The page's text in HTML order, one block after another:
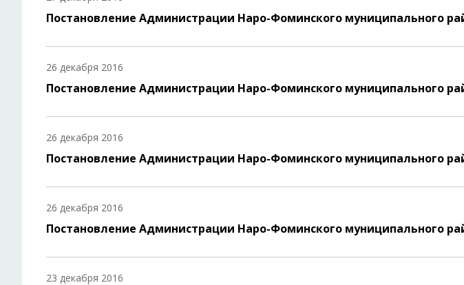
Постановление Администрации Наро-Фоминского муниципального
26 декабря 2016
Постановление Администрации Наро-Фоминского муниципального
26 декабря 2016
Постановление Администрации Наро-Фоминского муниципального
26 декабря 2016
Постановление Администрации Наро-Фоминского муниципального
23 декабря 2016